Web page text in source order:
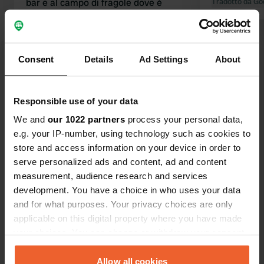
Consent Details Ad Settings About
Responsible use of your data
We and our 1022 partners process your personal data,
e.g. your IP-number, using technology such as cookies to
store and access information on your device in order to
serve personalized ads and content, ad and content
measurement, audience research and services
development. You have a choice in who uses your data
and for what purposes. Your privacy choices are only
applicable on this digital property where you have made
any time from the Cookie Declaration or by clicking on
the Privacy trigger icon.Allow all cookies
bar e al campo di fragole dove è
visto nessuno pagare.
Sei stato qui?
Contatto